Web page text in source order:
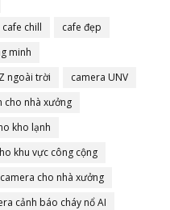
cafe chill
cafe đẹp
minh
ngoài trời
camera UNV
cho nhà xưởng
kho lạnh
khu vực công cộng
camera cho nhà xưởng
cảnh báo cháy nổ AI